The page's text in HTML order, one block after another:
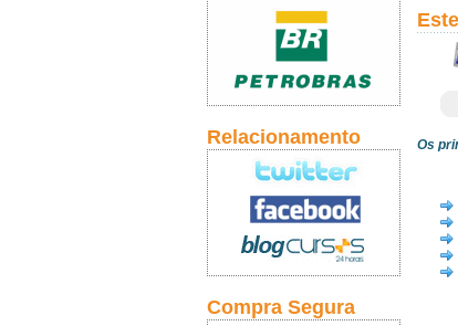
Relacionamento
Compra Segura
Os